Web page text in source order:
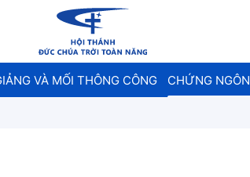
VÀ MỐI THÔNG CÔNG CHỨNG NGÔN